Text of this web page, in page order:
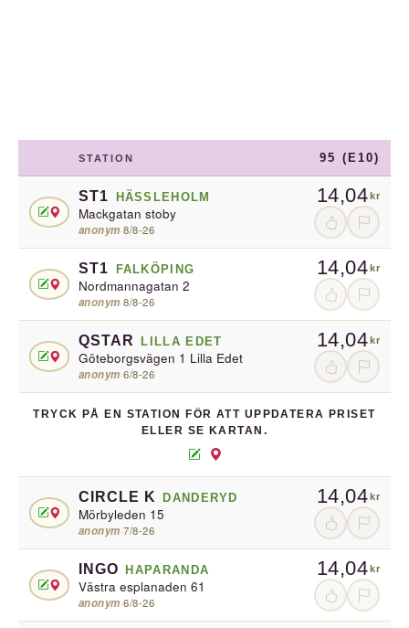
STATION 95 (E10)
ST1 HÄSSLEHOLM
Mackgatan stoby
anonym·8/8-26
14,04kr
ST1 FALKÖPING
Nordmannagatan 2
anonym·8/8-26
14,04kr
QSTAR LILLA EDET
Göteborgsvägen 1 Lilla Edet
anonym·6/8-26
14,04kr
TRYCK PÅ EN STATION FÖR ATT UPPDATERA PRISET
ELLER SE KARTAN.
CIRCLE K DANDERYD
Mörbyleden 15
anonym·7/8-26
14,04kr
INGO HAPARANDA
Västra esplanaden 61
anonym·6/8-26
14,04kr